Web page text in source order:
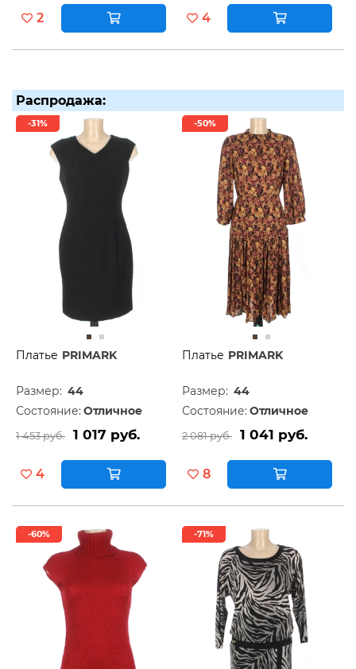
2 4
Распродажа:
-31%
Платье PRIMARK
Размер: 44
Состояние: Отличное
1 453 руб. 1 017 руб.
4
-50%
Платье PRIMARK
Размер: 44
Состояние: Отличное
2 081 руб. 1 041 руб.
8
-60% -71%